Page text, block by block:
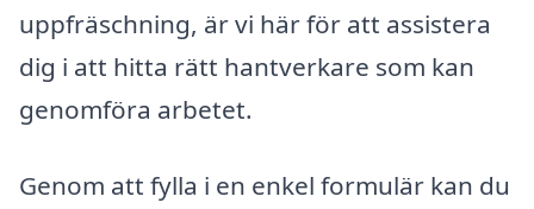
uppfräschning, är vi här för att assistera
dig i att hitta rätt hantverkare som kan
genomföra arbetet.
Genom att fylla i en enkel formulär kan du